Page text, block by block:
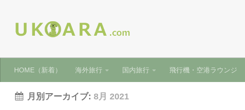
HOME（新着） 海外旅行 国内旅行 飛行機・空港ラウンジ
月別アーカイブ:8月 2021